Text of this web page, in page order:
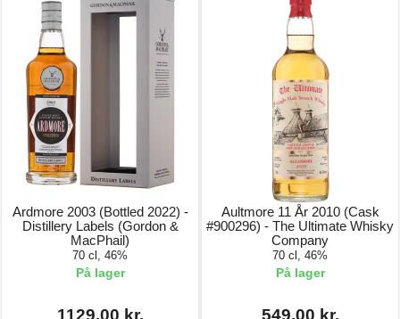
Ardmore 2003 (Bottled 2022) -
Distillery Labels (Gordon &
MacPhail)
70 cl, 46%
På lager
1129,00 kr.
Aultmore 11 År 2010 (Cask
#900296) - The Ultimate Whisky
Company
70 cl, 46%
På lager
549,00 kr.